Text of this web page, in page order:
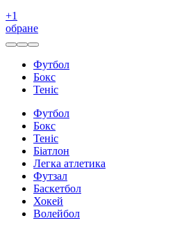
+1
обране
Футбол
Бокс
Теніс
Футбол
Бокс
Теніс
Біатлон
Легка атлетика
Футзал
Баскетбол
Хокей
Волейбол